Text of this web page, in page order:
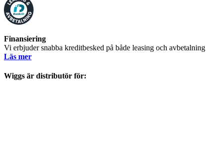
Finansiering
Vi erbjuder snabba kreditbesked på både leasing och avbetalning
Läs mer
Wiggs är distributör för: